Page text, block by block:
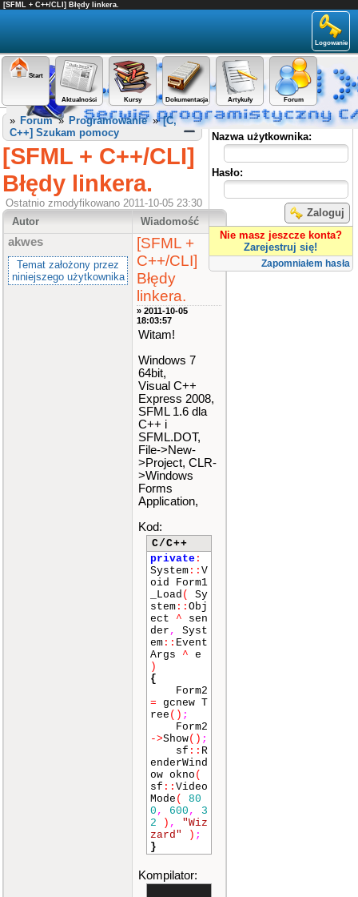
[SFML + C++/CLI] Błędy linkera.
Logowanie
Start
Aktualności Kursy Dokumentacja Artykuły Forum
Panel użytkownika
Nazwa użytkownika:
Hasło:
Zaloguj
Nie masz jeszcze konta?
Zarejestruj się!
Zapomniałem hasła
» Forum» Programowanie»[C,
C++] Szukam pomocy
[SFML + C++/CLI]
Błędy linkera.
Ostatnio zmodyfikowano 2011-10-05 23:30
Autor
Wiadomość
akwes
Temat założony przez
niniejszego użytkownika
[SFML +
C++/CLI]
Błędy
linkera.
» 2011-10-05
18:03:57
Witam!
Windows 7
64bit,
Visual C++
Express 2008,
SFML 1.6 dla
C++ i
SFML.DOT,
File->New-
>Project, CLR-
>Windows
Forms
Application,
Kod:
C/C++
private :
System :: V
oid Form1
_Load (
Sy
stem :: Obj
ect ^ sen
der ,
Syst
em :: Event
Args ^ e
)
{
Form2
= gcnew T
ree () ;
Form2
->Show() ;
sf :: R
enderWind
ow okno (
sf :: Video
Mode (
80
0 , 600 ,
3
2
) ,
"Wiz
zard"
) ;
}
Kompilator: